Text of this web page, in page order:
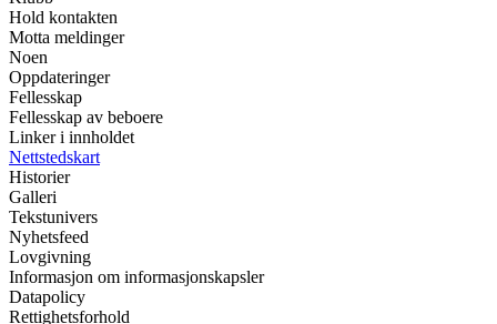
Hold kontakten
Motta meldinger
Noen
Oppdateringer
Fellesskap
Fellesskap av beboere
Linker i innholdet
Nettstedskart
Historier
Galleri
Tekstunivers
Nyhetsfeed
Lovgivning
Informasjon om informasjonskapsler
Datapolicy
Rettighetsforhold